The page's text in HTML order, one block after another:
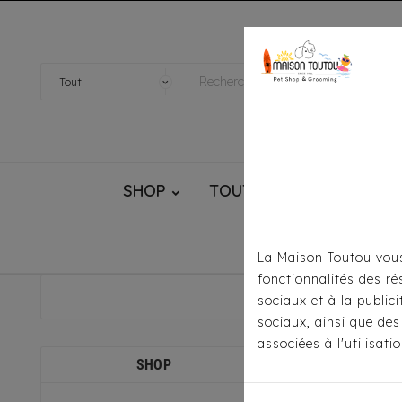
SHOP TOUTOU® HANDMADE
SHOP
La Maison Toutou
fonctionnalités des
sociaux et à la
sociaux, ainsi que
associées à